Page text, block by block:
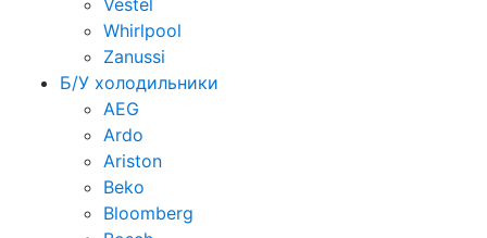
Vestel
Whirlpool
Zanussi
Б/У холодильники
AEG
Ardo
Ariston
Beko
Bloomberg